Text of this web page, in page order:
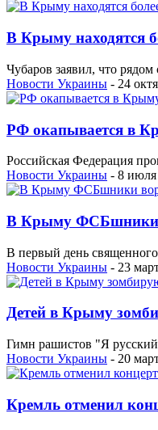
В Крыму находятся
Чубаров заявил, что
Новости Украины - 24
РФ окапывается в
Российская Федерация
Новости Украины - 8 июля
В Крыму ФСБшники
В первый день
Новости Украины - 23
Детей в Крыму
Гимн рашистов "Я
Новости Украины - 20
Кремль отменил